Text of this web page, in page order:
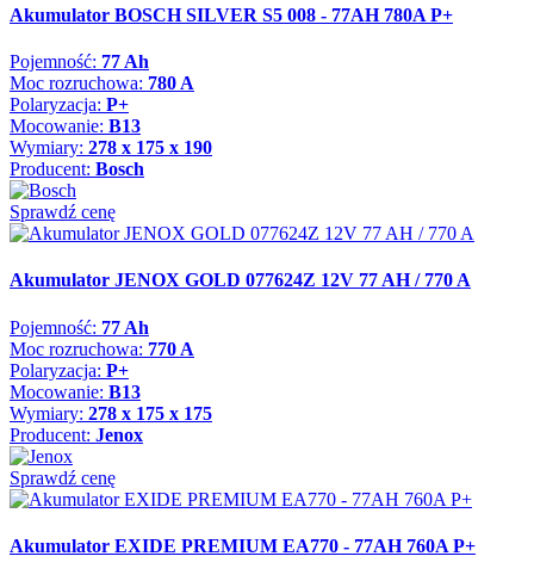
Akumulator BOSCH SILVER S5 008 - 77AH 780A P+
Pojemność: 77 Ah
Moc rozruchowa: 780 A
Polaryzacja: P+
Mocowanie: B13
Wymiary: 278 x 175 x 190
Producent: Bosch
Sprawdź cenę
Akumulator JENOX GOLD 077624Z 12V 77 AH / 770 A
Pojemność: 77 Ah
Moc rozruchowa: 770 A
Polaryzacja: P+
Mocowanie: B13
Wymiary: 278 x 175 x 175
Producent: Jenox
Sprawdź cenę
Akumulator EXIDE PREMIUM EA770 - 77AH 760A P+